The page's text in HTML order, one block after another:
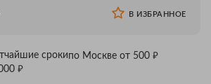
В ИЗБРАННОЕ
срокипо Москве от 500 ₽
₽